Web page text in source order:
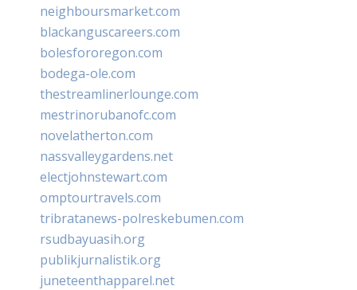
neighboursmarket.com
blackanguscareers.com
bolesfororegon.com
bodega-ole.com
thestreamlinerlounge.com
mestrinorubanofc.com
novelatherton.com
nassvalleygardens.net
electjohnstewart.com
omptourtravels.com
tribratanews-polreskebumen.com
rsudbayuasih.org
publikjurnalistik.org
juneteenthapparel.net